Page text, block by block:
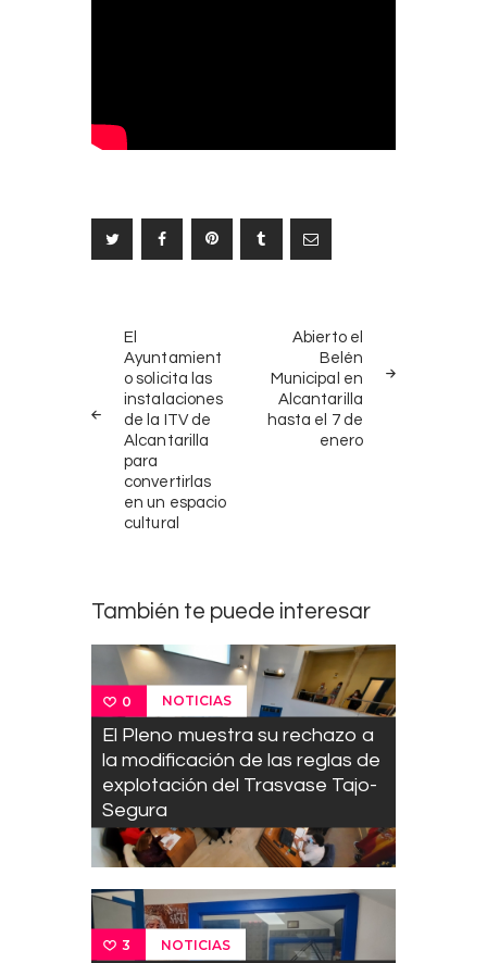
de
entradas
ANTERIORES
El
Ayuntamient
o solicita las
instalaciones
de la ITV de
Alcantarilla
para
convertirlas
en un espacio
cultural
Abierto el
Belén
Municipal en
Alcantarilla
hasta el 7 de
enero
También te puede interesar
0 NOTICIAS
El Pleno muestra su rechazo a
la modificación de las reglas de
explotación del Trasvase Tajo-
Segura
3 NOTICIAS